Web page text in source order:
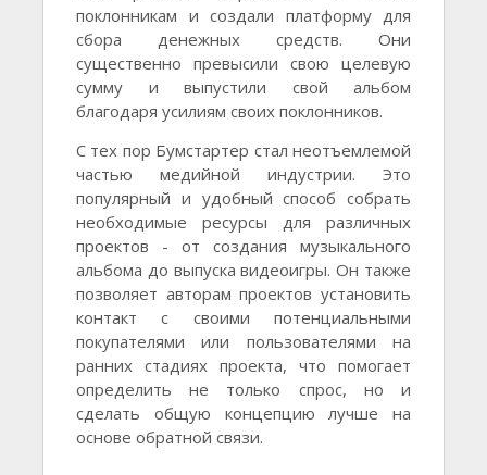
поклонникам и создали платформу для
сбора денежных средств. Они
существенно превысили свою целевую
сумму и выпустили свой альбом
благодаря усилиям своих поклонников.
С тех пор Бумстартер стал неотъемлемой
частью медийной индустрии. Это
популярный и удобный способ собрать
необходимые ресурсы для различных
проектов - от создания музыкального
альбома до выпуска видеоигры. Он также
позволяет авторам проектов установить
контакт с своими потенциальными
покупателями или пользователями на
ранних стадиях проекта, что помогает
определить не только спрос, но и
сделать общую концепцию лучше на
основе обратной связи.